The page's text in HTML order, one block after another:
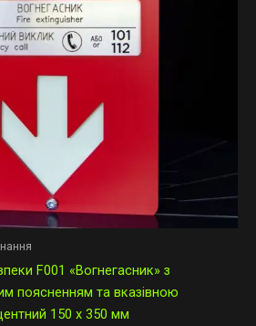
F001 «Вогнегасник» з
поясненням та вказівною
150 х 350 мм